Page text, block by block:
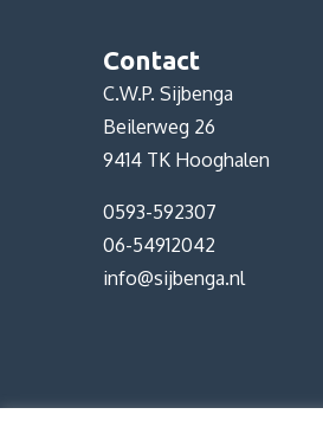
Contact
C.W.P. Sijbenga
Beilerweg 26
9414 TK Hooghalen
0593-592307
06-54912042
info@sijbenga.nl